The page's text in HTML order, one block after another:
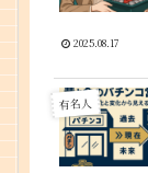
2025.08.17
有名人